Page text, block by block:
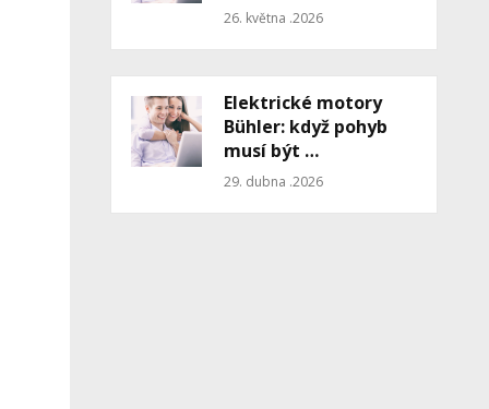
26. května .2026
Elektrické motory
Bühler: když pohyb
musí být …
29. dubna .2026